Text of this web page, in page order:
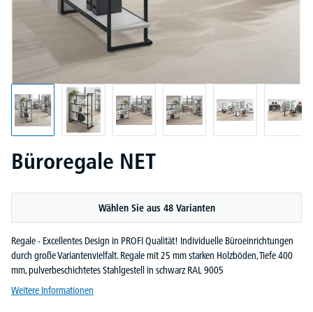
Büroregale NET
Wählen Sie aus 48 Varianten
Regale - Excellentes Design in PROFI Qualität! Individuelle Büroeinrichtungen
durch große Variantenvielfalt. Regale mit 25 mm starken Holzböden, Tiefe 400
mm, pulverbeschichtetes Stahlgestell in schwarz RAL 9005
Weitere Informationen